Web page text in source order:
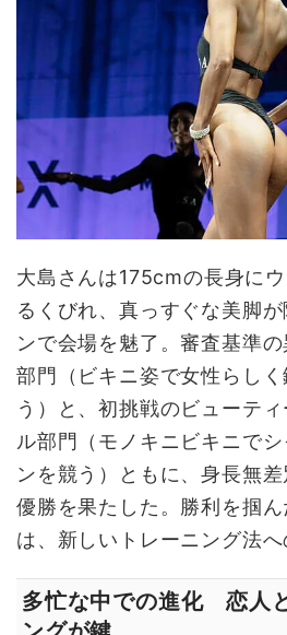
大島さんは175cmの長身に
るくびれ、真っすぐな美脚
ンで会場を魅了。審査基準
部門（ビキニ姿で女性らし
う）と、初挑戦のビューテ
ル部門（モノキニビキニで
ンを競う）ともに、身長無
優勝を果たした。勝利を掴
は、新しいトレーニング法へ
多忙な中での進化 恋人